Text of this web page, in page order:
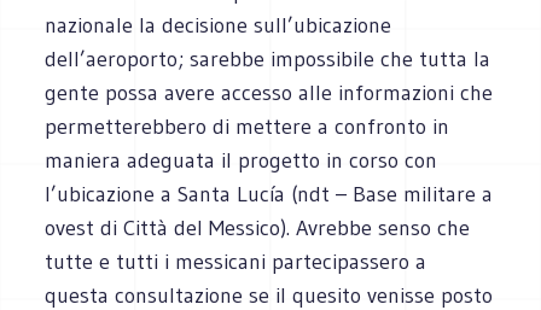
nazionale la decisione sull’ubicazione
dell’aeroporto; sarebbe impossibile che tutta la
gente possa avere accesso alle informazioni che
permetterebbero di mettere a confronto in
maniera adeguata il progetto in corso con
l’ubicazione a Santa Lucía (ndt – Base militare a
ovest di Città del Messico). Avrebbe senso che
tutte e tutti i messicani partecipassero a
questa consultazione se il quesito venisse posto